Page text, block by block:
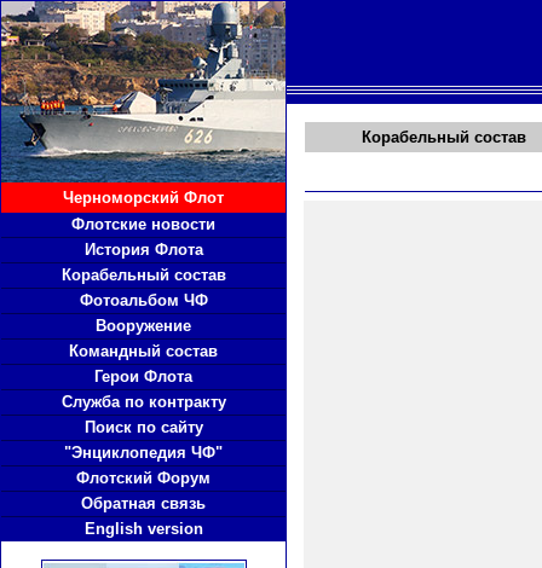
Черноморский Флот
Флотские новости
История Флота
Корабельный состав
Фотоальбом ЧФ
Вооружение
Командный состав
Герои Флота
Служба по контракту
Поиск по сайту
"Энциклопедия ЧФ"
Флотский Форум
Обратная связь
English version
Корабельный состав